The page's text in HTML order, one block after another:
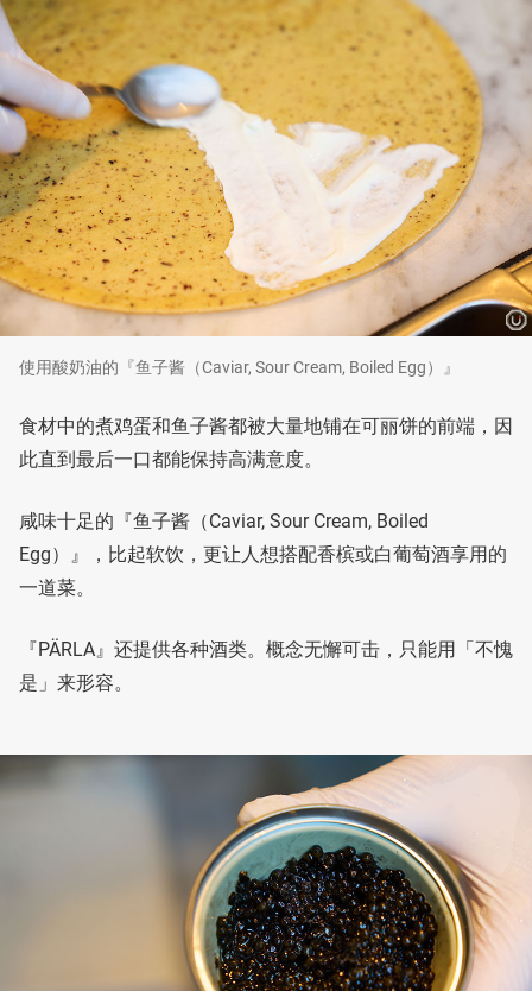
使用酸奶油的『鱼子酱（Caviar, Sour Cream, Boiled Egg）』
食材中的煮鸡蛋和鱼子酱都被大量地铺在可丽饼的前端，因
此直到最后一口都能保持高满意度。
咸味十足的『鱼子酱（Caviar, Sour Cream, Boiled
Egg）』，比起软饮，更让人想搭配香槟或白葡萄酒享用的
一道菜。
『PÄRLA』还提供各种酒类。概念无懈可击，只能用「不愧
是」来形容。